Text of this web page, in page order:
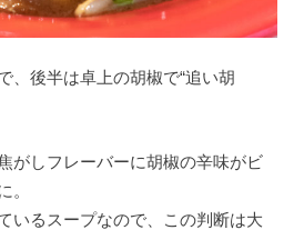
、後半は卓上の胡椒で“追い胡
がしフレーバーに胡椒の辛味がビ
。
いるスープなので、この判断は大